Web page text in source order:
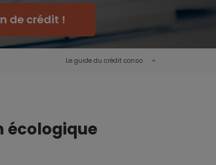
de crédit !
Le guide du crédit conso
écologique